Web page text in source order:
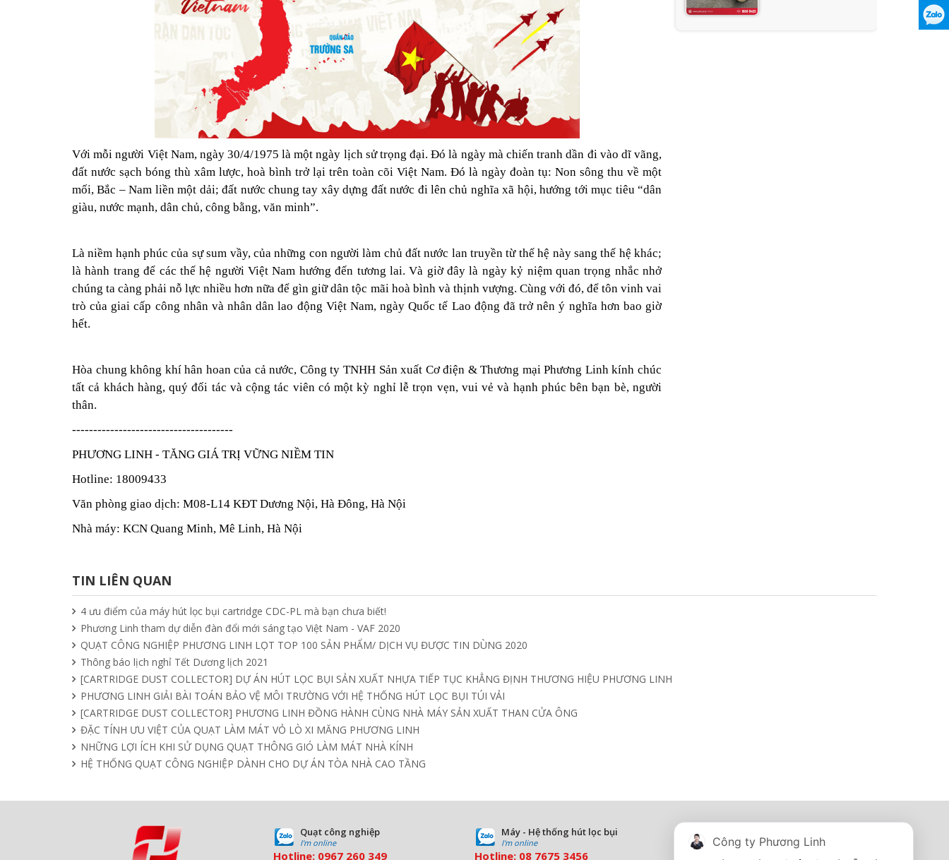
Với mỗi người Việt Nam, ngày 30/4/1975 là một ngày lịch sử trọng đại. Đó là ngày mà chiến tranh dần đi vào dĩ vãng,
đất nước sạch bóng thù xâm lược, hoà bình trở lại trên toàn cõi Việt Nam. Đó là ngày đoàn tụ: Non sông thu về một
mối, Bắc – Nam liền một dải; đất nước chung tay xây dựng đất nước đi lên chủ nghĩa xã hội, hướng tới mục tiêu “dân
giàu, nước mạnh, dân chủ, công bằng, văn minh”.
Là niềm hạnh phúc của sự sum vầy, của những con người làm chủ đất nước lan truyền từ thế hệ này sang thế hệ khác;
là hành trang để các thế hệ người Việt Nam hướng đến tương lai. Và giờ đây là ngày kỷ niệm quan trọng nhắc nhở
chúng ta càng phải nỗ lực nhiều hơn nữa để gìn giữ dân tộc mãi hoà bình và thịnh vượng. Cùng với đó, để tôn vinh vai
trò của giai cấp công nhân và nhân dân lao động Việt Nam, ngày Quốc tế Lao động đã trở nên ý nghĩa hơn bao giờ
hết.
Hòa chung không khí hân hoan của cả nước, Công ty TNHH Sản xuất Cơ điện & Thương mại Phương Linh kính chúc
tất cả khách hàng, quý đối tác và cộng tác viên có một kỳ nghỉ lễ trọn vẹn, vui vẻ và hạnh phúc bên bạn bè, người
thân.
--------------------------------------
PHƯƠNG LINH - TĂNG GIÁ TRỊ VỮNG NIỀM TIN
Hotline: 18009433
Văn phòng giao dịch: M08-L14 KĐT Dương Nội, Hà Đông, Hà Nội
Nhà máy: KCN Quang Minh, Mê Linh, Hà Nội
TIN LIÊN QUAN
4 ưu điểm của máy hút lọc bụi cartridge CDC-PL mà bạn chưa biết!
Phương Linh tham dự diễn đàn đổi mới sáng tạo Việt Nam - VAF 2020
QUẠT CÔNG NGHIỆP PHƯƠNG LINH LỌT TOP 100 SẢN PHẨM/ DỊCH VỤ ĐƯỢC TIN DÙNG 2020
Thông báo lịch nghỉ Tết Dương lịch 2021
[CARTRIDGE DUST COLLECTOR] DỰ ÁN HÚT LỌC BỤI SẢN XUẤT NHỰA TIẾP TỤC KHẲNG ĐỊNH THƯƠNG HIỆU PHƯƠNG LINH
PHƯƠNG LINH GIẢI BÀI TOÁN BẢO VỆ MÔI TRƯỜNG VỚI HỆ THỐNG HÚT LỌC BỤI TÚI VẢI
[CARTRIDGE DUST COLLECTOR] PHƯƠNG LINH ĐỒNG HÀNH CÙNG NHÀ MÁY SẢN XUẤT THAN CỬA ÔNG
ĐẶC TÍNH ƯU VIỆT CỦA QUẠT LÀM MÁT VỎ LÒ XI MĂNG PHƯƠNG LINH
NHỮNG LỢI ÍCH KHI SỬ DỤNG QUẠT THÔNG GIÓ LÀM MÁT NHÀ KÍNH
HỆ THỐNG QUẠT CÔNG NGHIỆP DÀNH CHO DỰ ÁN TÒA NHÀ CAO TẦNG
Quạt công nghiệp
I'm online
Hotline: 0967 260 349
Máy - Hệ thống hút lọc bụi
I'm online
Hotline: 08 7675 3456
I'm online
Công ty Phương Linh